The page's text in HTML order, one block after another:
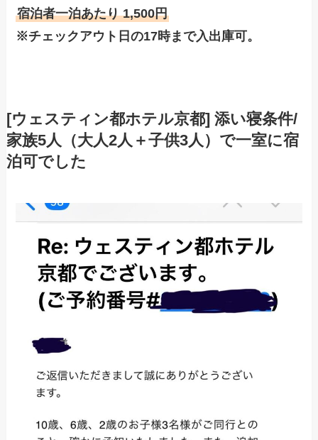
宿泊者一泊あたり 1,500円
※チェックアウト日の17時まで入出庫可。
[ウェスティン都ホテル京都] 添い寝条件/
家族5人（大人2人＋子供3人）で一室に宿
泊可でした